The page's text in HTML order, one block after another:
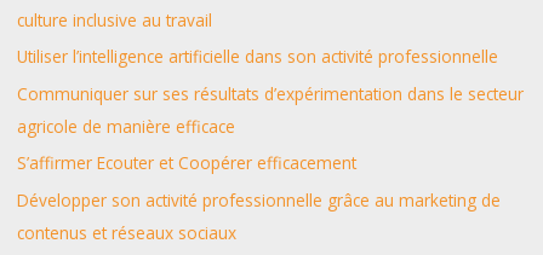
culture inclusive au travail
Utiliser l’intelligence artificielle dans son activité professionnelle
Communiquer sur ses résultats d’expérimentation dans le secteur
agricole de manière efficace
S’affirmer Ecouter et Coopérer efficacement
Développer son activité professionnelle grâce au marketing de
contenus et réseaux sociaux